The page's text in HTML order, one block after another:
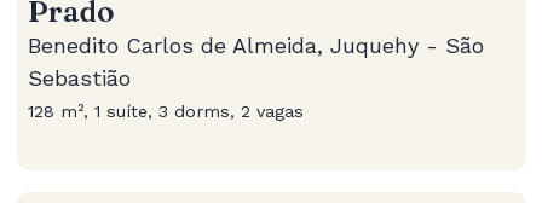
Prado
Benedito Carlos de Almeida, Juquehy - São
Sebastião
128 m², 1 suíte, 3 dorms, 2 vagas